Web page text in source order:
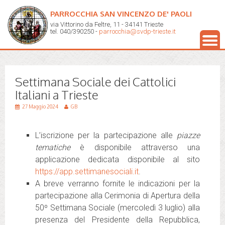
PARROCCHIA SAN VINCENZO DE' PAOLI
via Vittorino da Feltre, 11 - 34141 Trieste
tel. 040/390250 - parrocchia@svdp-trieste.it
Settimana Sociale dei Cattolici
Italiani a Trieste
27 Maggio 2024 GB
L’iscrizione per la partecipazione alle piazze
tematicheè disponibile attraverso una
applicazione dedicata disponibile al sito
https://app.settimanesociali.it.
A breve verranno fornite le indicazioni per la
partecipazione alla Cerimonia di Apertura della
50º Settimana Sociale (mercoledì 3 luglio) alla
presenza del Presidente della Repubblica,